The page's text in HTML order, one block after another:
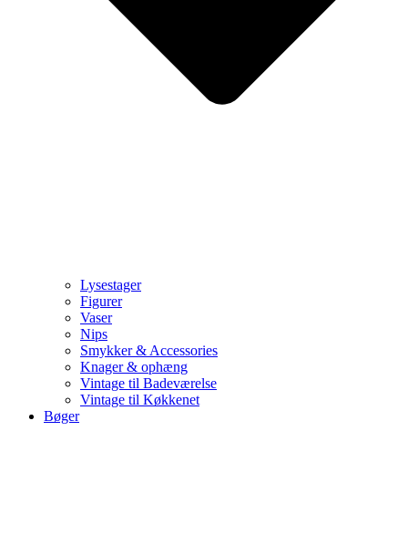
Lysestager
Figurer
Vaser
Nips
Smykker & Accessories
Knager & ophæng
Vintage til Badeværelse
Vintage til Køkkenet
Bøger